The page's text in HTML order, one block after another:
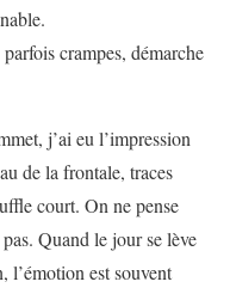
crampes, démarche
j’ai eu l’impression
de la frontale, traces
court. On ne pense
Quand le jour se lève
l’émotion est souvent